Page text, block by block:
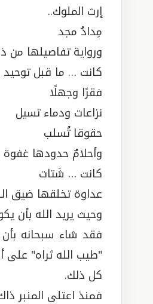
إرث الملوك..
مِدادُ مجد
ورواية تفاصيلها
كانت … ما قبل توحيد
فقرًا وجهلًا
نزاعات ودماء تسيل
حقوقا تُسلب
وأحلامٌ حدودها غفوة
كانت … شَتات
عداوة تخلقها ضيق
وحيث يريد الله بأن
فقد شاء سبحانه
"طيب الله ثراه" على
كل ذلك.
فمنذ اعتلى المنبر